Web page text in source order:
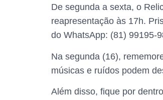
De segunda a sexta, o
reapresentação às 17h.
do WhatsApp: (81) 99195-
Na segunda (16),
músicas e ruídos podem
Além disso, fique por